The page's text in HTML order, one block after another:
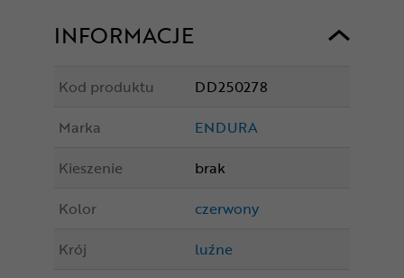
INFORMACJE
Kod produktu
DD250278
Marka
ENDURA
Kieszenie
brak
Kolor
czerwony
Krój
luźne